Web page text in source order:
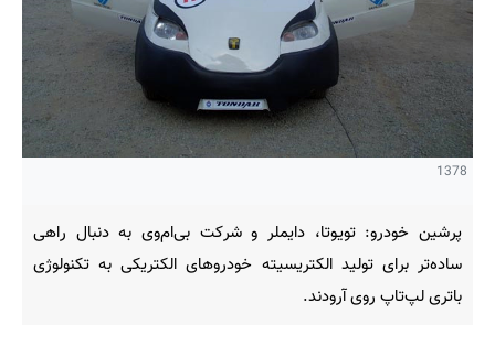
1378
پرشین خودرو: تویوتا، دایملر و شركت بی‌ام‌وی به دنبال راهی
ساده‌تر برای تولید الكتریسیته خودروهای الكتریكی به تكنولوژی
باتری لپ‌تاپ روی آرودند.